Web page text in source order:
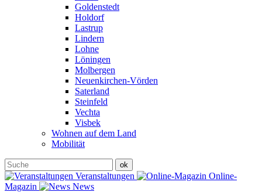
Goldenstedt
Holdorf
Lastrup
Lindern
Lohne
Löningen
Molbergen
Neuenkirchen-Vörden
Saterland
Steinfeld
Vechta
Visbek
Wohnen auf dem Land
Mobilität
Veranstaltungen
Online-
Magazin
News